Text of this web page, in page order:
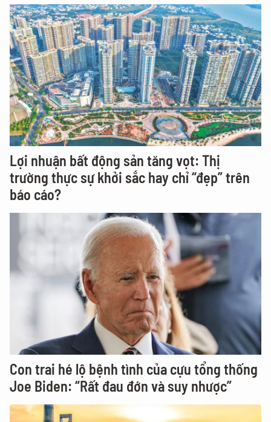
Lợi nhuận bất động sản tăng vọt: Thị
trường thực sự khởi sắc hay chỉ “đẹp” trên
báo cáo?
Con trai hé lộ bệnh tình của cựu tổng thống
Joe Biden: “Rất đau đớn và suy nhược”